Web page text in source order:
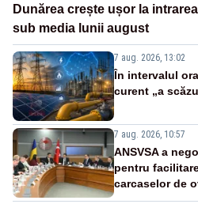
Dunărea crește ușor la
sub media lunii august
7 aug. 2026, 13:02
În intervalul
curent „a
7 aug. 2026, 10:57
ANSVSA a
pentru
carcaselor de